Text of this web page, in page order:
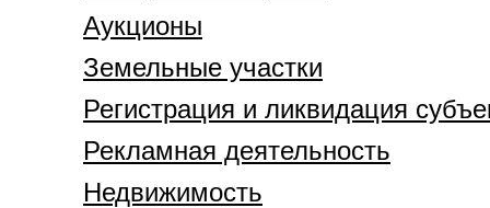
Аукционы
Земельные участки
Регистрация и ликвидация
Рекламная деятельность
Недвижимость